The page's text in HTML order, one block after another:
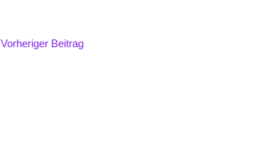
Vorheriger Beitrag